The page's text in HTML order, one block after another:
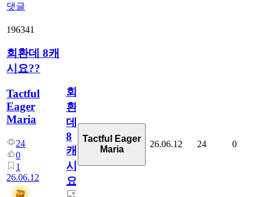
댓글
196341
회환데 8캐
시요??
Tactful
Eager
Maria
24
0
1
26.06.12
회
환
데
8
캐
시
요??
Tactful Eager
Maria
26.06.12 24 0